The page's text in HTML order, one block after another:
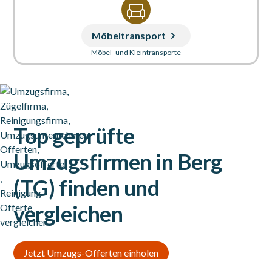
Möbeltransport
Möbel- und Kleintransporte
Top geprüfte
Umzugsfirmen in Berg
(TG) finden und
vergleichen
Jetzt Umzugs-Offerten einholen